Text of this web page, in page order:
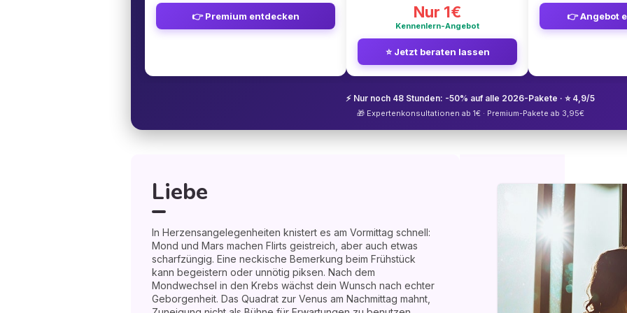
👉 Premium entdecken Nur 1€
Kennenlern-Angebot
⭐ Jetzt beraten lassen
👉 Angebot
⚡ Nur noch 48 Stunden: -50% auf alle 2026-Pakete · ⭐ 4,9/5
🎁 Expertenkonsultationen ab 1€ · Premium-Pakete ab 3,95€
Liebe
In Herzensangelegenheiten knistert es am Vormittag schnell:
Mond und Mars machen Flirts geistreich, aber auch etwas
scharfzüngig. Eine neckische Bemerkung beim Frühstück
kann begeistern oder unnötig piksen. Nach dem
Mondwechsel in den Krebs wächst dein Wunsch nach echter
Geborgenheit. Das Quadrat zur Venus am Nachmittag mahnt,